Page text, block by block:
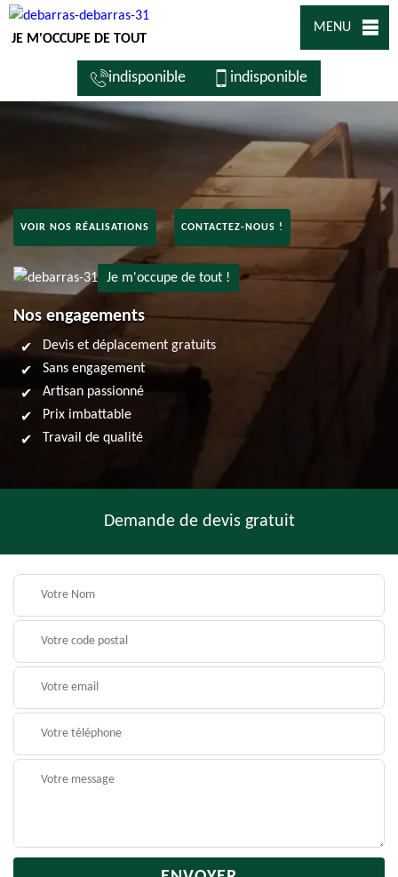
JE M'OCCUPE DE TOUT
MENU
indisponible indisponible
VOIR NOS RÉALISATIONS CONTACTEZ-NOUS !
Je m'occupe de tout !
Nos engagements
Devis et déplacement gratuits
Sans engagement
Artisan passionné
Prix imbattable
Travail de qualité
Demande de devis gratuit